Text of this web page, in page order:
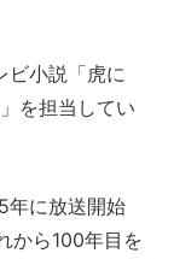
ビ小説「虎に
」を担当してい
年に放送開始
から100年目を